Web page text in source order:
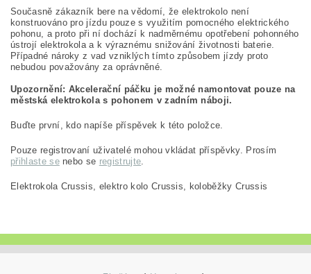
Současně zákazník bere na vědomí, že elektrokolo není
konstruováno pro jízdu pouze s využitím pomocného elektrického
pohonu, a proto při ní dochází k nadměrnému opotřebení pohonného
ústrojí elektrokola a k výraznému snižování životnosti baterie.
Případné nároky z vad vzniklých tímto způsobem jízdy proto
nebudou považovány za oprávněné.
Upozornění: Akcelerační páčku je možné namontovat pouze na
městská elektrokola s pohonem v zadním náboji.
Buďte první, kdo napíše příspěvek k této položce.
Pouze registrovaní uživatelé mohou vkládat příspěvky. Prosím
přihlaste senebo se registrujte.
Elektrokola Crussis, elektro kolo Crussis, koloběžky Crussis